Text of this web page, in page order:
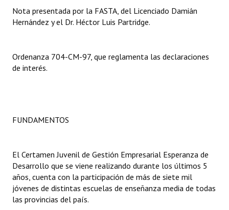
Digesto
DOCUMENTOS
Dictámenes Asesoría Letrada
Informes de Unidad Coordinadora
Ejecución Presupuestaria
Actas de Audiencias Públicas
Nota presentada por la FASTA, del Licenciado Damián
Hernández y el Dr. Héctor Luis Partridge.
Ordenanza 704-CM-97, que reglamenta las declaraciones
de interés.
FUNDAMENTOS
El Certamen Juvenil de Gestión Empresarial Esperanza de
Desarrollo que se viene realizando durante los últimos 5
años, cuenta con la participación de más de siete mil
jóvenes de distintas escuelas de enseñanza media de todas
las provincias del país.